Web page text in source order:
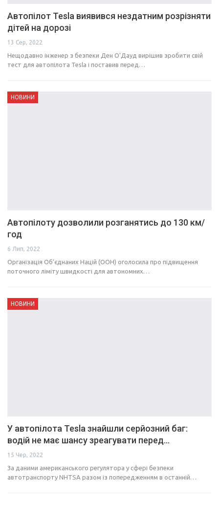
Автопілот Tesla виявився нездатним розрізняти
дітей на дорозі
13 Сер, 2022
Нещодавно інженер з безпеки Ден О'Дауд вирішив зробити свій
тест для автопілота Tesla і поставив перед…
НОВИНИ
Автопілоту дозволили розганятись до 130 км/
год
6 Лип, 2022
Організація Об’єднаних Націй (ООН) оголосила про підвищення
поточного ліміту швидкості для автономних…
НОВИНИ
У автопілота Tesla знайшли серйозний баг:
водій не має шансу зреагувати перед…
15 Чер, 2022
За даними американського регулятора у сфері безпеки
автотранспорту NHTSA разом із попередженням в останній…